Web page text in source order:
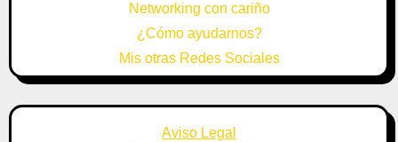
Networking con cariño
¿Cómo ayudarnos?
Mis otras Redes Sociales
Aviso Legal